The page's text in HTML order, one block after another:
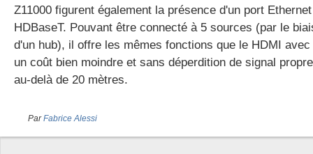
Z11000 figurent également la présence d'un port Ethernet
HDBaseT. Pouvant être connecté à 5 sources (par le
d'un hub), il offre les mêmes fonctions que le HDMI avec
un coût bien moindre et sans déperdition de signal propre
au-delà de 20 mètres.
ParFabrice Alessi